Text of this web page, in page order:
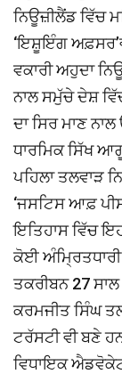
ਨਿਊਜ਼ੀਲੈਂਡ ਵਿੱਚ
‘ਇਸ਼ੂਇੰਗ
ਵਕਾਰੀ ਅਹੁਦਾ
ਨਾਲ ਸਮੁੱਚੇ ਦੇਸ਼
ਦਾ ਸਿਰ ਮਾਣ
ਧਾਰਮਿਕ ਸਿੱਖ
ਪਹਿਲਾ ਤਲਵਾੜ
‘ਜਸਟਿਸ ਆਫ਼
ਇਤਿਹਾਸ ਵਿੱਚ
ਕੋਈ
ਤਕਰੀਬਨ 27
ਕਰਮਜੀਤ ਸਿੰਘ
ਟਰੱਸਟੀ ਵੀ ਬਣੇ
ਵਿਧਾਇਕ